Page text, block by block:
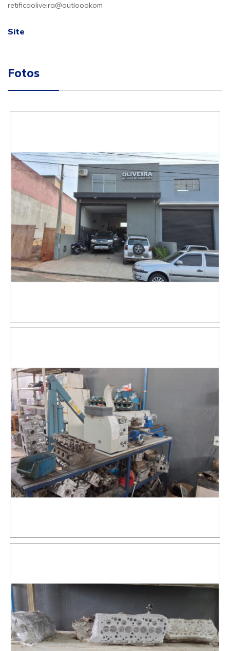
retificaoliveira@outloookom
Site
Fotos